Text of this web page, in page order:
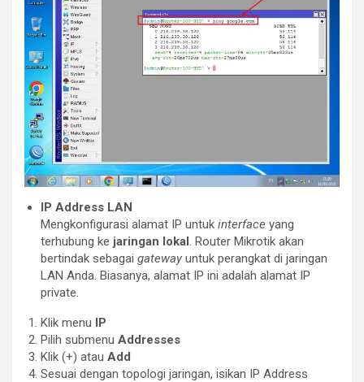
IP Address LAN
Mengkonfigurasi alamat IP untuk interface yang
terhubung ke jaringan lokal. Router Mikrotik akan
bertindak sebagai gateway untuk perangkat di jaringan
LAN Anda. Biasanya, alamat IP ini adalah alamat IP
private.
Klik menu IP
Pilih submenu Addresses
Klik (+) atau Add
Sesuai dengan topologi jaringan, isikan IP Address